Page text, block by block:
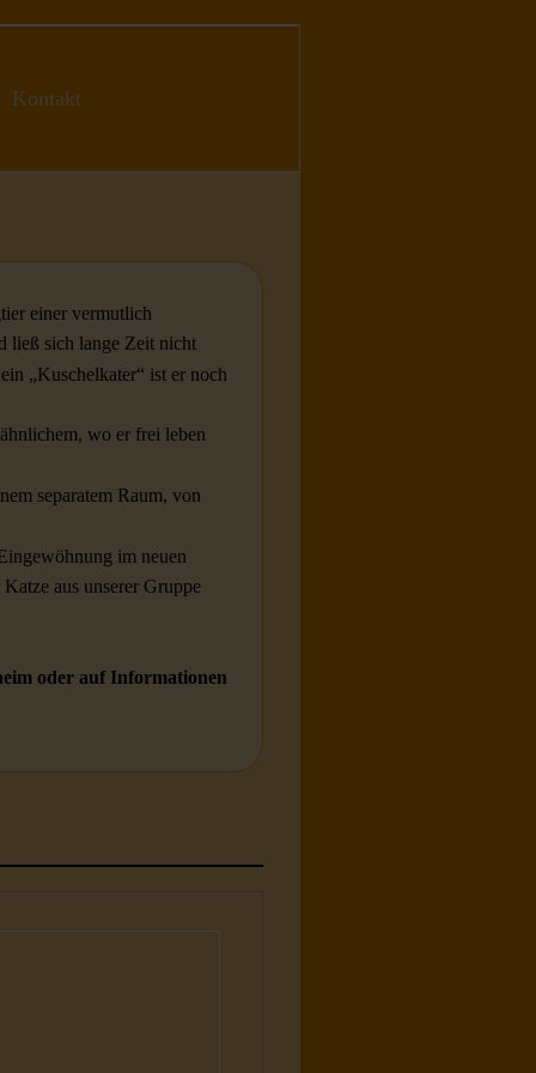
Kontakt
einer vermutlich
ließ sich lange Zeit nicht
„Kuschelkater“ ist er noch
wo er frei leben
separatem Raum, von
im neuen
aus unserer Gruppe
oder auf Informationen